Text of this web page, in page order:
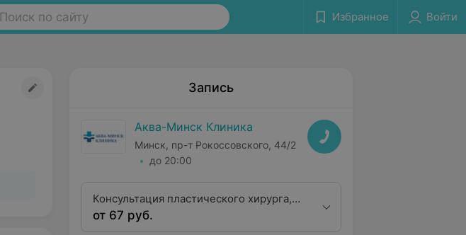
Поиск по сайту Избранное Войти
Запись
Аква-Минск Клиника
Минск, пр-т Рокоссовского, 44/2
до 20:00
Консультация пластического хирурга,
кандидата медицинских наук
от 67 руб.